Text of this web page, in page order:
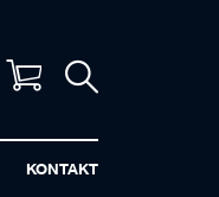
Vaša korpa
KONTAKT